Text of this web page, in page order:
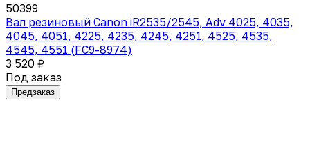
50399
Вал резиновый Canon iR2535/2545, Adv 4025, 4035,
4045, 4051, 4225, 4235, 4245, 4251, 4525, 4535,
4545, 4551 (FC9-8974)
3 520 ₽
Под заказ
Предзаказ